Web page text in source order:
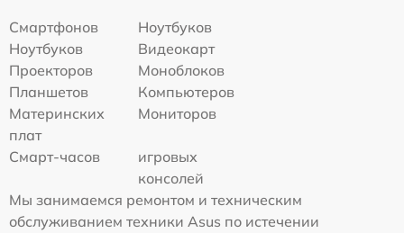
Смартфонов
Ноутбуков
Ноутбуков
Видеокарт
Проекторов
Моноблоков
Планшетов
Компьютеров
Материнских
плат
Мониторов
Смарт-часов
игровых
консолей
Мы занимаемся ремонтом и техническим
обслуживанием техники Asus по истечении